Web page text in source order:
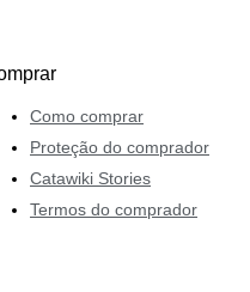
Como comprar
Proteção do comprador
Catawiki Stories
Termos do comprador